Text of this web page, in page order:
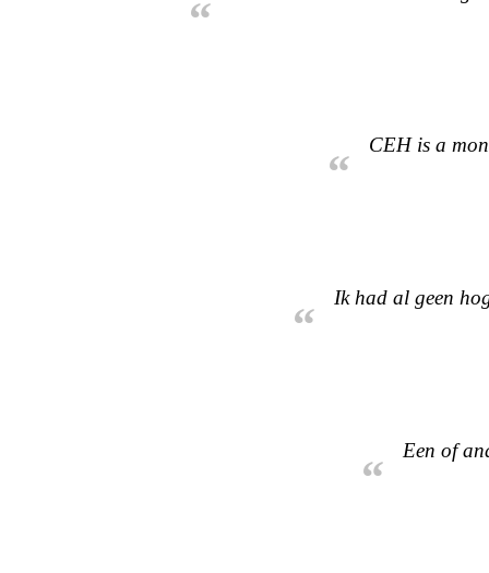
“
“
CEH is a
“
Ik had al geen
“
Een of